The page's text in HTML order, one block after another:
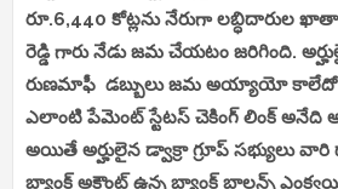
రూ.6,440 కోట్లను నేరుగా లబ్ధిదారుల
రెడ్డి గారు నేడు జమ చేయటం జరిగింది.
రుణమాఫీ డబ్బులు జమ అయ్యాయో కాలేదో
ఎలాంటి పేమెంట్ స్టేటస్ చెకింగ్ లింక్ అనేది
అయితే అర్హులైన డ్వాక్రా గ్రూప్ సభ్యులు వారి
బ్యాంక్ అకౌంట్ ఉన్న బ్యాంక్ బాలన్స్